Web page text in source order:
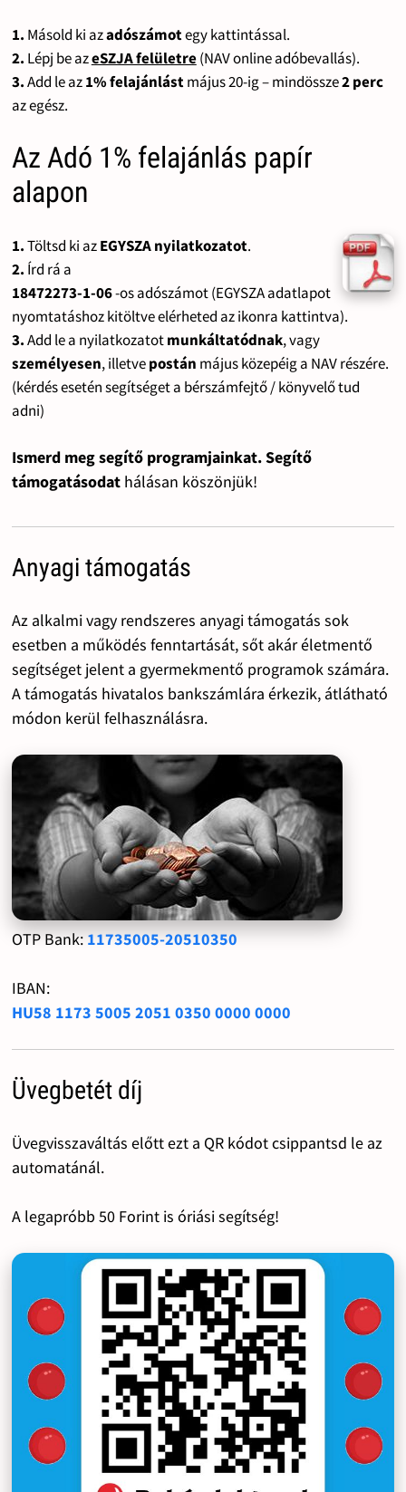
1. Másold ki azadószámotegy kattintással.
2. Lépj be azeSZJA felületre(NAV online adóbevallás).
3.Add le az1% felajánlástmájus 20-ig – mindössze2 perc
az egész.
Az Adó 1% felajánlás papír
alapon
1.Töltsd ki azEGYSZA nyilatkozatot.
2. Írd rá a
18472273-1-06-os adószámot (EGYSZA adatlapot
nyomtatáshoz kitöltve elérheted az ikonra kattintva).
3.Add le a nyilatkozatotmunkáltatódnak, vagy
személyesen, illetvepostán május közepéig a NAV részére.
(kérdés esetén segítséget a bérszámfejtő / könyvelő tud
adni)
Ismerd meg segítő programjainkat. Segítő
támogatásodat hálásan köszönjük!
Anyagi támogatás
Az alkalmi vagy rendszeres anyagi támogatás sok
esetben a működés fenntartását, sőt akár életmentő
segítséget jelent a gyermekmentő programok számára.
A támogatás hivatalos bankszámlára érkezik, átlátható
módon kerül felhasználásra.
OTP Bank: 11735005-20510350
IBAN:
HU58 1173 5005 2051 0350 0000 0000
Üvegbetét díj
Üvegvisszaváltás előtt ezt a QR kódot csippantsd le az
automatánál.
A legapróbb 50 Forint is óriási segítség!